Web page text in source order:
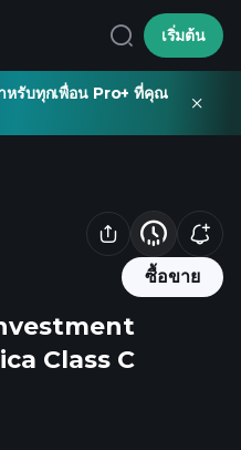
เริ่มต้น
หรับทุกเพื่อน Pro+ ที่คุณ
ซื้อขาย
Class C